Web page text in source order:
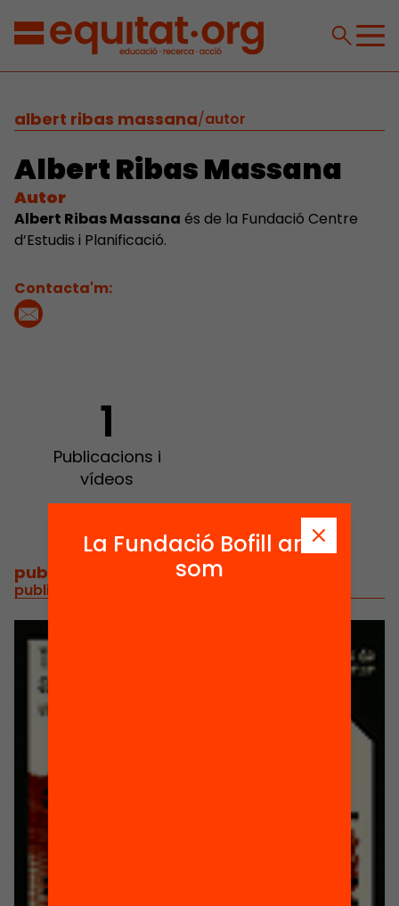
albert ribas massana/autor
Albert Ribas Massana
Autor
Albert Ribas Massana és de la Fundació Centre
d’Estudis i Planificació.
Contacta'm:
1
Publicacions i
vídeos
publicacions i vídeos/
publicacions i vídeos relacionats
La Fundació Bofill ara
som